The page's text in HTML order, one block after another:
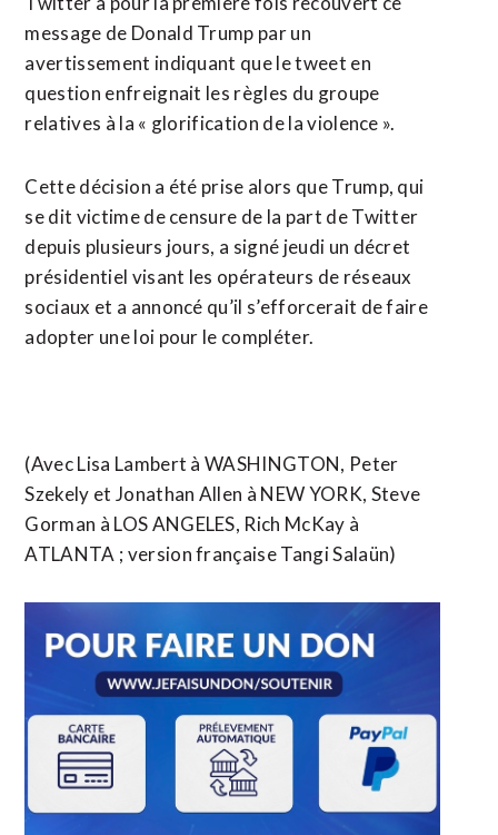
message de Donald Trump par un
avertissement indiquant que le tweet en
question enfreignait les règles du groupe
relatives à la « glorification de la violence ».
Cette décision a été prise alors que Trump, qui
se dit victime de censure de la part de Twitter
depuis plusieurs jours, a signé jeudi un décret
présidentiel visant les opérateurs de réseaux
sociaux et a annoncé qu’il s’efforcerait de faire
adopter une loi pour le compléter.
(Avec Lisa Lambert à WASHINGTON, Peter
Szekely et Jonathan Allen à NEW YORK, Steve
Gorman à LOS ANGELES, Rich McKay à
ATLANTA ; version française Tangi Salaün)